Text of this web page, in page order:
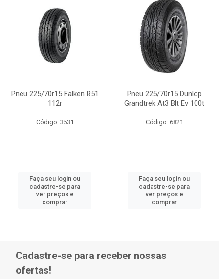
Pneu 225/70r15 Falken R51
112r
Código: 3531
Faça seu login ou
cadastre-se para
ver preços e
comprar
Pneu 225/70r15 Dunlop
Grandtrek At3 Blt Ev 100t
Código: 6821
Faça seu login ou
cadastre-se para
ver preços e
comprar
Cadastre-se para receber nossas
ofertas!